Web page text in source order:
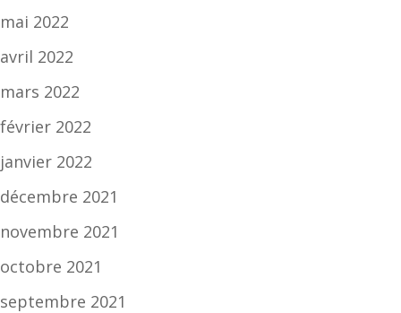
mai 2022
avril 2022
mars 2022
février 2022
janvier 2022
décembre 2021
novembre 2021
octobre 2021
septembre 2021